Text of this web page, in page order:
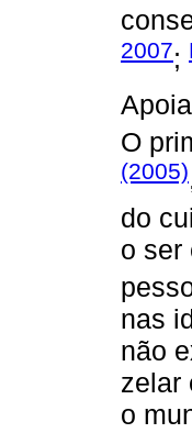
2007;
O
(2005)
do
o ser
nas
não
zelar
o